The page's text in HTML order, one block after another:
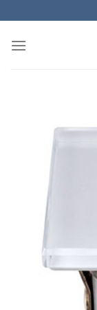
to
content